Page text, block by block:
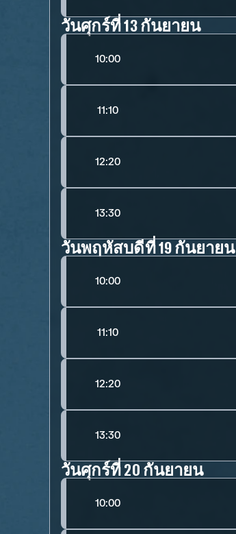
วันศุกร์ที่ 13 กันยายน
10:00
11:10
12:20
13:30
วันพฤหัสบดีที่ 19 กันยายน
10:00
11:10
12:20
13:30
วันศุกร์ที่ 20 กันยายน
10:00